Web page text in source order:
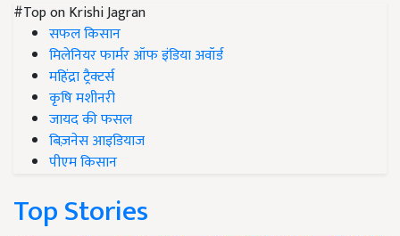
#Top on Krishi Jagran
सफल किसान
मिलेनियर फार्मर ऑफ इंडिया अवॉर्ड
महिंद्रा ट्रैक्टर्स
कृषि मशीनरी
जायद की फसल
बिज़नेस आइडियाज
पीएम किसान
Top Stories